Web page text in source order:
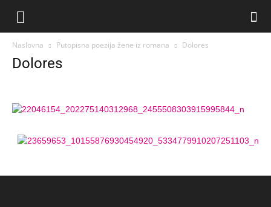
Naslovna Putopisna poezija žene iz romana Dolores
Dolores